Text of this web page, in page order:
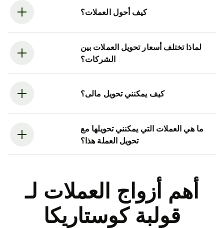
كيف أحول العملات؟
لماذا تختلف أسعار تحويل العملات بين
الشركات؟
كيف يمكنني تحويل مالى؟
ما هي العملات التي يمكنني تحويلها مع
تحويل العملة هذا؟
أهم أزواج العملات لـ
قولبة كوستاريكا